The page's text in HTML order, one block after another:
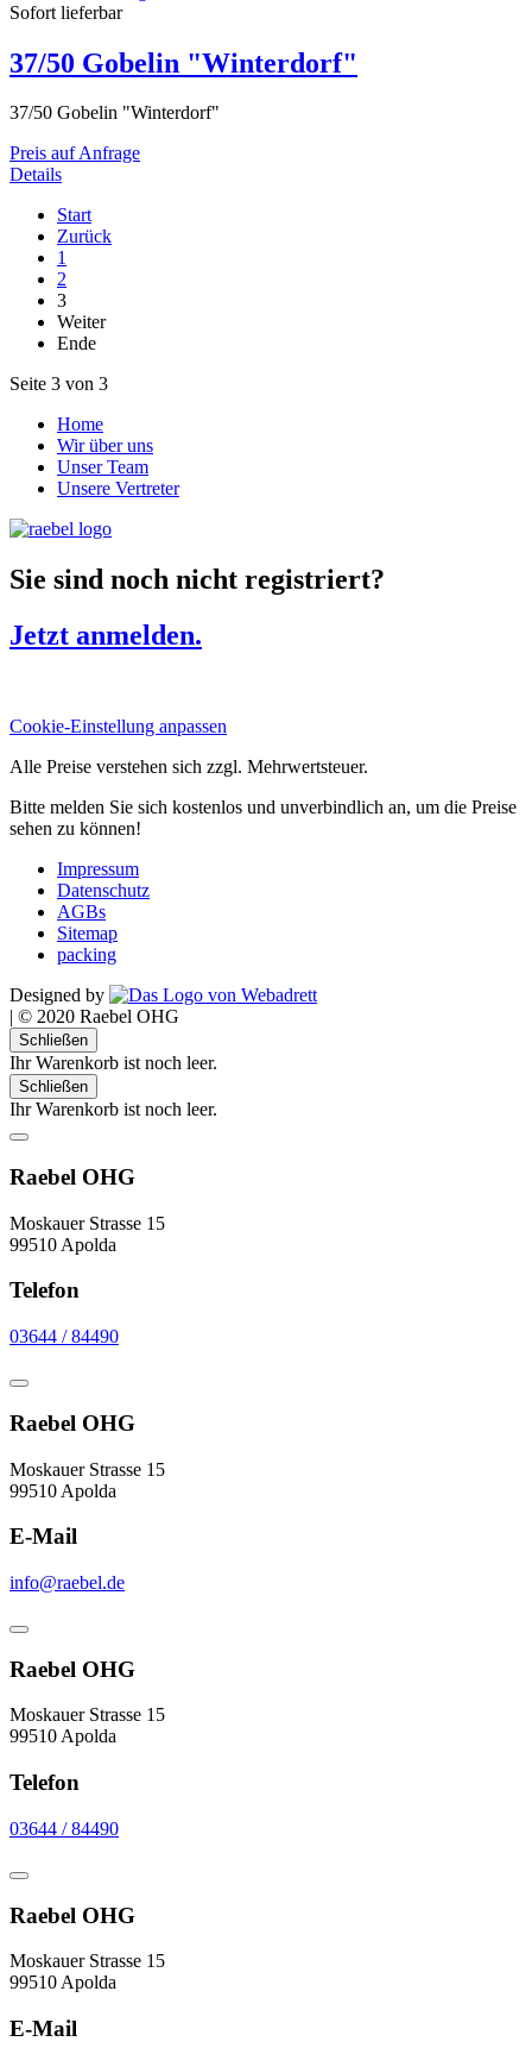
Sofort lieferbar
37/50 Gobelin "Winterdorf"
37/50 Gobelin "Winterdorf"
Preis auf Anfrage
Details
Start
Zurück
1
2
3
Weiter
Ende
Seite 3 von 3
Home
Wir über uns
Unser Team
Unsere Vertreter
Sie sind noch nicht registriert?
Jetzt anmelden.
Cookie-Einstellung anpassen
Alle Preise verstehen sich zzgl. Mehrwertsteuer.
Bitte melden Sie sich kostenlos und unverbindlich an, um die Preise
sehen zu können!
Impressum
Datenschutz
AGBs
Sitemap
packing
Designed by
| © 2020 Raebel OHG
Schließen
Ihr Warenkorb ist noch leer.
Schließen
Ihr Warenkorb ist noch leer.
Raebel OHG
Moskauer Strasse 15
99510 Apolda
Telefon
03644 / 84490
Raebel OHG
Moskauer Strasse 15
99510 Apolda
E-Mail
info@raebel.de
Raebel OHG
Moskauer Strasse 15
99510 Apolda
Telefon
03644 / 84490
Raebel OHG
Moskauer Strasse 15
99510 Apolda
E-Mail